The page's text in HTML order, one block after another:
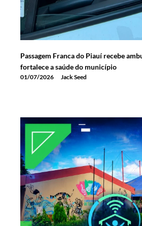
Passagem Franca do Piauí recebe
fortalece a saúde do município
01/07/2026 Jack Seed